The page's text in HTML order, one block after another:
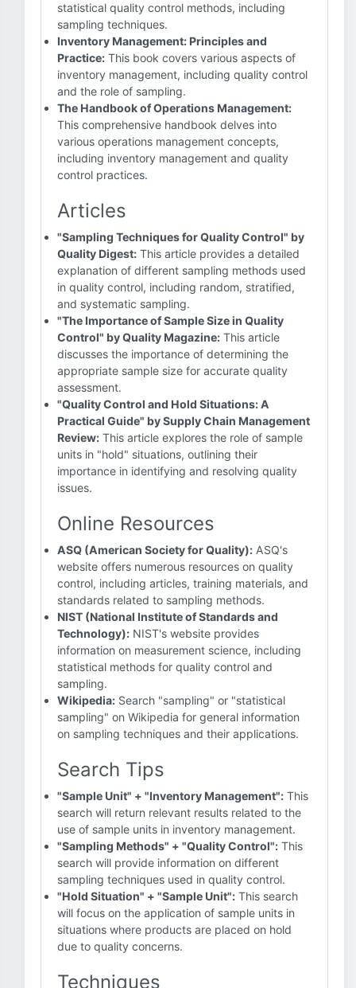
statistical quality control methods, including
sampling techniques.
Inventory Management: Principles and
Practice: This book covers various aspects of
inventory management, including quality control
and the role of sampling.
The Handbook of Operations Management:
This comprehensive handbook delves into
various operations management concepts,
including inventory management and quality
control practices.
Articles
"Sampling Techniques for Quality Control" by
Quality Digest: This article provides a detailed
explanation of different sampling methods used
in quality control, including random, stratified,
and systematic sampling.
"The Importance of Sample Size in Quality
Control" by Quality Magazine: This article
discusses the importance of determining the
appropriate sample size for accurate quality
assessment.
"Quality Control and Hold Situations: A
Practical Guide" by Supply Chain Management
Review: This article explores the role of sample
units in "hold" situations, outlining their
importance in identifying and resolving quality
issues.
Online Resources
ASQ (American Society for Quality): ASQ's
website offers numerous resources on quality
control, including articles, training materials, and
standards related to sampling methods.
NIST (National Institute of Standards and
Technology): NIST's website provides
information on measurement science, including
statistical methods for quality control and
sampling.
Wikipedia: Search "sampling" or "statistical
sampling" on Wikipedia for general information
on sampling techniques and their applications.
Search Tips
"Sample Unit" + "Inventory Management": This
search will return relevant results related to the
use of sample units in inventory management.
"Sampling Methods" + "Quality Control": This
search will provide information on different
sampling techniques used in quality control.
"Hold Situation" + "Sample Unit": This search
will focus on the application of sample units in
situations where products are placed on hold
due to quality concerns.
Techniques